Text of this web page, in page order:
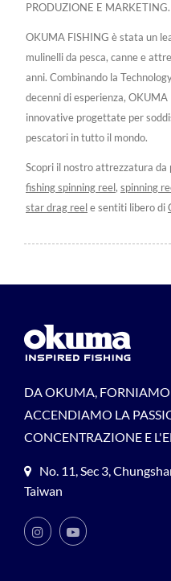
PRODUZIONE E MARKETING.
OKUMA FISHING è stata un
mulinelli da pesca, canne e
anni. Combinando la
decenni di esperienza,
innovative progettate per
pescatori in tutto il mondo.
Scopri il nostro attrezzatura da
fishing spinning reel, spinning
star drag reele sentiti libero di
DA OKUMA,
ACCENDIAMO LA
CONCENTRAZIONE E
No. 11, Sec 3,
Taiwan